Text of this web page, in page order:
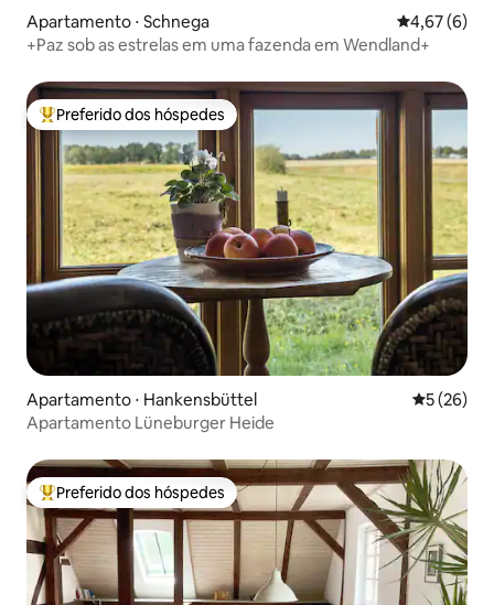
Apartamento ⋅ Schnega 4,67 de uma
4,67 (6)
+Paz sob as estrelas em uma fazenda em Wendland+
Entre os melhores preferidos dos hóspedes
Preferido dos hóspedes
Apartamento ⋅ Hankensbüttel 5 de uma
5 (26)
Apartamento Lüneburger Heide
Entre os melhores preferidos dos hóspedes
Preferido dos hóspedes